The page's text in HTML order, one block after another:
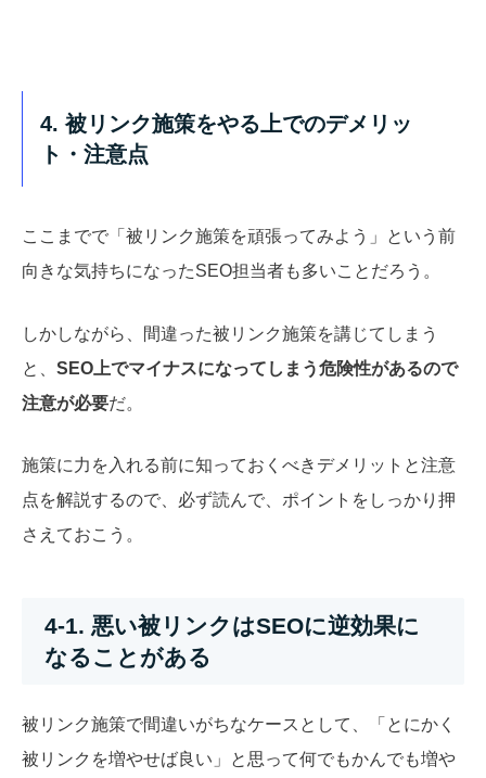
4. 被リンク施策をやる上でのデメリッ
ト・注意点
ここまでで「被リンク施策を頑張ってみよう」という前
向きな気持ちになったSEO担当者も多いことだろう。
しかしながら、間違った被リンク施策を講じてしまう
と、 SEO上でマイナスになってしまう危険性があるので
注意が必要だ。
施策に力を入れる前に知っておくべきデメリットと注意
点を解説するので、必ず読んで、ポイントをしっかり押
さえておこう。
4-1. 悪い被リンクはSEOに逆効果に
なることがある
被リンク施策で間違いがちなケースとして、「とにかく
被リンクを増やせば良い」と思って何でもかんでも増や